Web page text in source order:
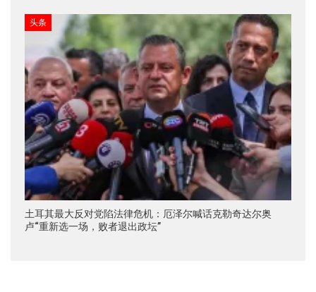
头条
土耳其最大反对党陷法律危机：厄泽尔喊话克勒奇达尔奥
卢“重新选一场，败者退出政坛”